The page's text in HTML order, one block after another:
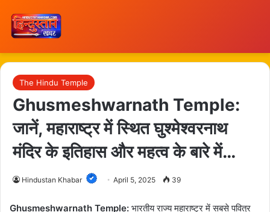
The Hindu Temple
Ghusmeshwarnath Temple:
जानें, महाराष्ट्र में स्थित घुश्मेश्वरनाथ
मंदिर के इतिहास और महत्व के बारे में…
Hindustan Khabar April 5, 2025 39
Ghusmeshwarnath Temple: भारतीय राज्य महाराष्ट्र में सबसे पवित्र